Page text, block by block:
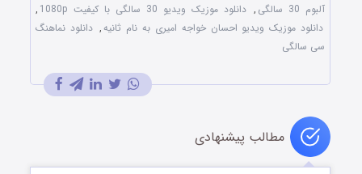
آلبوم 30 سالگی
, دانلود موزیک ویدیو 30 سالگی با کیفیت 1080p
,
دانلود موزیک ویدیو احسان خواجه امیری به نام ثانیه, دانلود نماهنگ
سی سالگی
مطالب پیشنهادی